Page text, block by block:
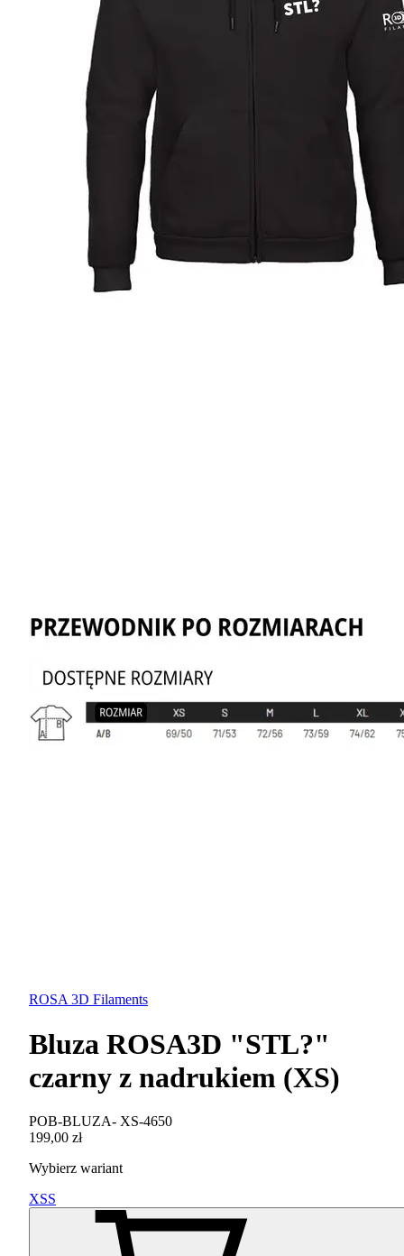
ROSA 3D Filaments
Bluza ROSA3D "STL?"
czarny z nadrukiem (XS)
POB-BLUZA- XS-4650
199,00 zł
Wybierz wariant
XSS